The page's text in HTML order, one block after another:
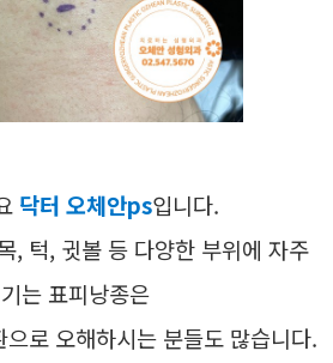
닥터 오체안ps입니다.
, 턱, 귓볼 등 다양한 부위에 자주
는 표피낭종은
로 오해하시는 분들도 많습니다.